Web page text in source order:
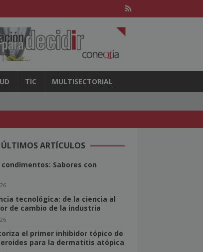
TIC MULTISECTORIAL
ÚLTIMOS ARTÍCULOS
condimentos: Sabores con
tecnológica: de la ciencia al
de cambio de la industria
el primer inhibidor tópico de
para la dermatitis atópica